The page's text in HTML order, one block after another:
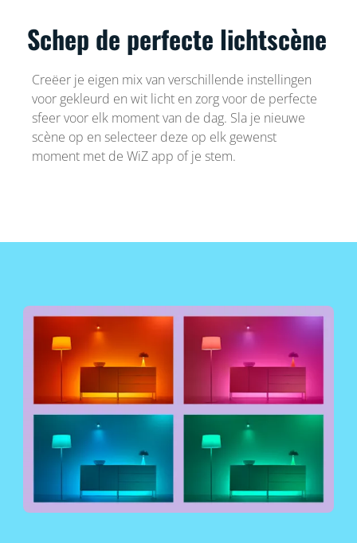
Schep de perfecte lichtscène
Creëer je eigen mix van verschillende instellingen
voor gekleurd en wit licht en zorg voor de perfecte
sfeer voor elk moment van de dag. Sla je nieuwe
scène op en selecteer deze op elk gewenst
moment met de WiZ app of je stem.